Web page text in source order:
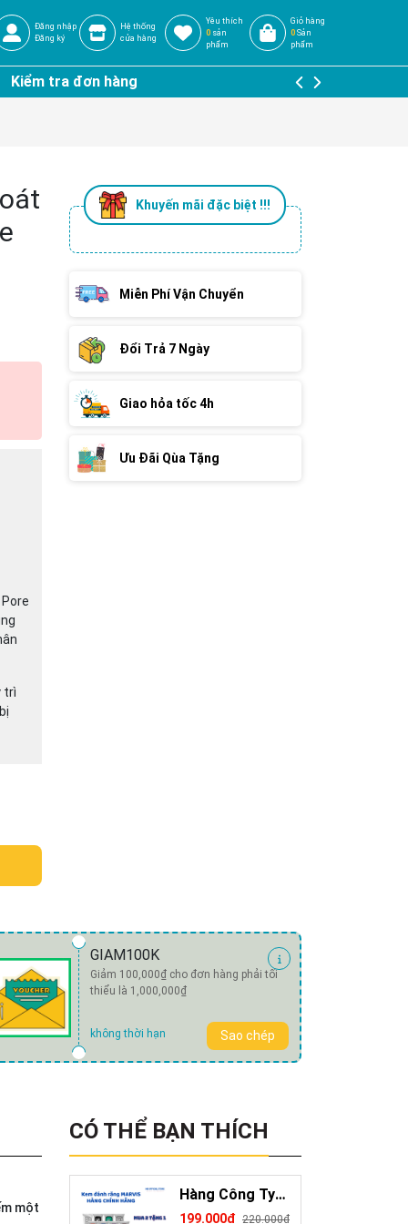
Đăng nhập
Đăng ký
Hệ thống
cửa hàng
Yêu thích
0sản
phẩm
Giỏ hàng
0 Sản
phẩm
Kiểm tra đơn hàng
trì
Khuyến mãi đặc biệt !!!
Miễn Phí Vận Chuyển
Đổi Trả 7 Ngày
Giao hỏa tốc 4h
Ưu Đãi Qùa Tặng
GIAM100K
Giảm 100,000₫ cho đơn hàng phải tối
thiểu là 1,000,000₫
không thời hạn Sao chép
một
CÓ THỂ BẠN THÍCH
Hàng Công Ty
Kem Đánh Răng
199.000₫ 220.000₫